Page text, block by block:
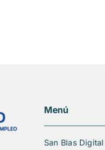
Menú
San Blas Digital